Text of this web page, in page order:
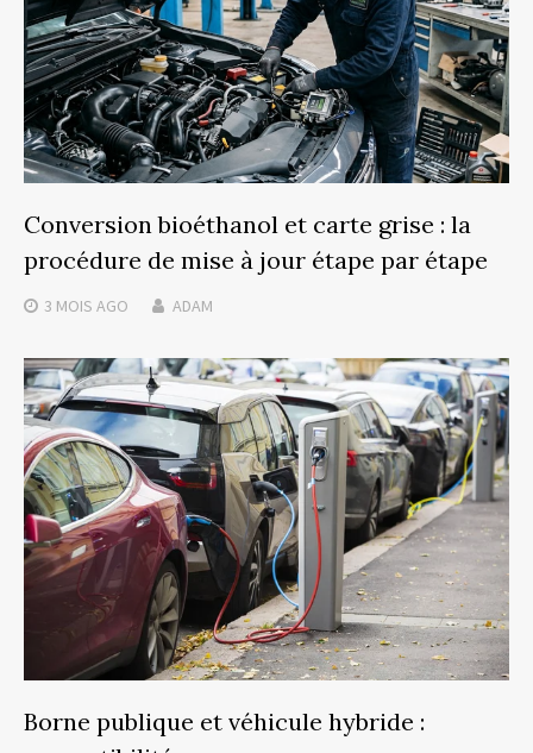
Conversion bioéthanol et carte grise : la
procédure de mise à jour étape par étape
3 MOIS AGO ADAM
Borne publique et véhicule hybride :